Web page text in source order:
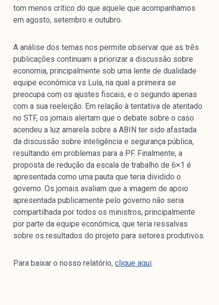
tom menos crítico do que aquele que acompanhamos
em agosto, setembro e outubro.
A análise dos temas nos permite observar que as três
publicações continuam a priorizar a discussão sobre
economia, principalmente sob uma lente de dualidade
equipe econômica vs Lula, na qual a primeira se
preocupa com os ajustes fiscais, e o segundo apenas
com a sua reeleição. Em relação à tentativa de atentado
no STF, os jornais alertam que o debate sobre o caso
acendeu a luz amarela sobre a ABIN ter sido afastada
da discussão sobre inteligência e segurança pública,
resultando em problemas para a PF. Finalmente, a
proposta de redução da escala de trabalho de 6×1 é
apresentada como uma pauta que teria dividido o
governo. Os jornais avaliam que a imagem de apoio
apresentada publicamente pelo governo não seria
compartilhada por todos os ministros, principalmente
por parte da equipe econômica, que teria ressalvas
sobre os resultados do projeto para setores produtivos.
Para baixar o nosso relatório, clique aqui.